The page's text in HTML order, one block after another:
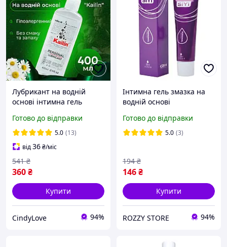
Лубрикант на водній
основі інтимна гель
запаху мастило для сексу
та іграшок унісекс 400 мл
Готово до відправки
5.0 (13)
від36₴/міс
360₴
541 ₴
Купити
CindyLove 94%
Інтимна гель змазка на
водній основі
вагінальний лубрикант
компактний унісекс 25 мл
Готово до відправки
5.0 (3)
146₴
194 ₴
Купити
ROZZY STORE 94%